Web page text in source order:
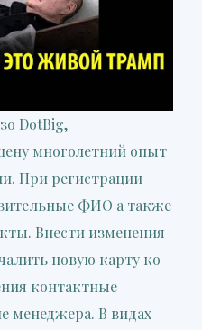
DotBig,
многолетний опыт
При регистрации
ФИО а также
Внести изменения
новую карту ко
контактные
менеджера. В видах